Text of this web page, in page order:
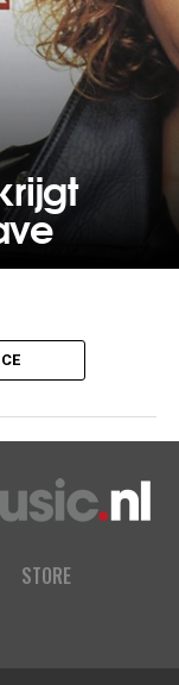
STORE